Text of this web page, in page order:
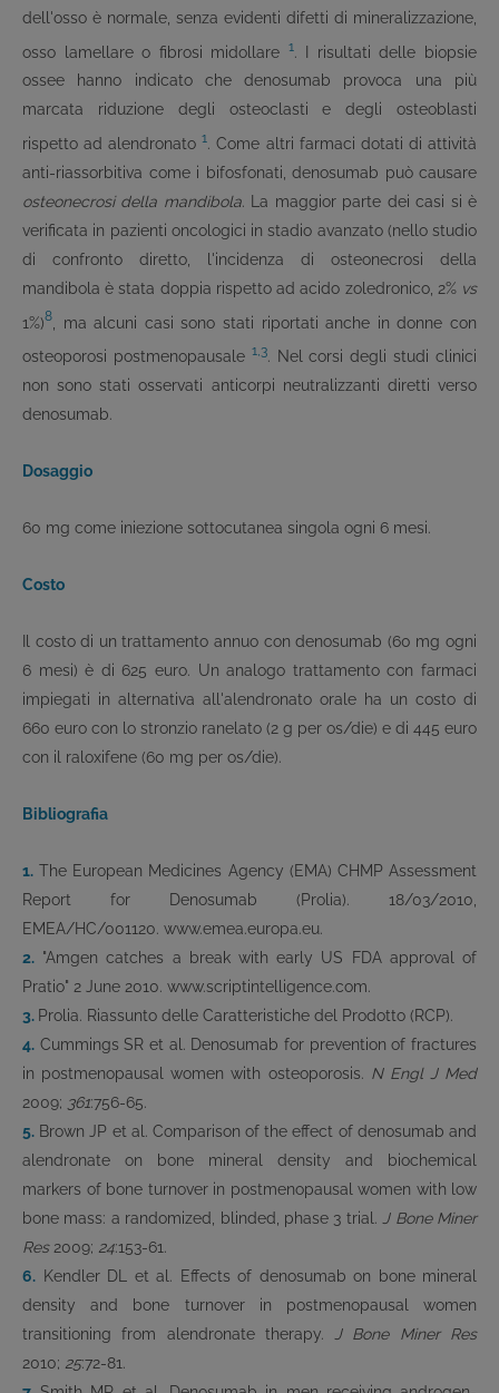
dell'osso è normale, senza evidenti difetti di mineralizzazione,
osso lamellare o fibrosi midollare 1. I risultati delle biopsie
ossee hanno indicato che denosumab provoca una più
marcata riduzione degli osteoclasti e degli osteoblasti
rispetto ad alendronato 1. Come altri farmaci dotati di attività
anti-riassorbitiva come i bifosfonati, denosumab può causare
osteonecrosi della mandibola. La maggior parte dei casi si è
verificata in pazienti oncologici in stadio avanzato (nello studio
di confronto diretto, l'incidenza di osteonecrosi della
mandibola è stata doppia rispetto ad acido zoledronico, 2% vs
1%)8 , ma alcuni casi sono stati riportati anche in donne con
osteoporosi postmenopausale 1,3. Nel corsi degli studi clinici
non sono stati osservati anticorpi neutralizzanti diretti verso
denosumab.
Dosaggio
60 mg come iniezione sottocutanea singola ogni 6 mesi.
Costo
Il costo di un trattamento annuo con denosumab (60 mg ogni
6 mesi) è di 625 euro. Un analogo trattamento con farmaci
impiegati in alternativa all'alendronato orale ha un costo di
660 euro con lo stronzio ranelato (2 g per os/die) e di 445 euro
con il raloxifene (60 mg per os/die).
Bibliografia
1. The European Medicines Agency (EMA) CHMP Assessment
Report for Denosumab (Prolia). 18/03/2010,
EMEA/HC/001120. www.emea.europa.eu.
2. "Amgen catches a break with early US FDA approval of
Pratio" 2 June 2010. www.scriptintelligence.com.
3. Prolia. Riassunto delle Caratteristiche del Prodotto (RCP).
4. Cummings SR et al. Denosumab for prevention of fractures
in postmenopausal women with osteoporosis. N Engl J Med
2009; 361:756-65.
5. Brown JP et al. Comparison of the effect of denosumab and
alendronate on bone mineral density and biochemical
markers of bone turnover in postmenopausal women with low
bone mass: a randomized, blinded, phase 3 trial. J Bone Miner
Res2009; 24:153-61.
6. Kendler DL et al. Effects of denosumab on bone mineral
density and bone turnover in postmenopausal women
transitioning from alendronate therapy.
J Bone Miner Res
2010; 25:72-81.